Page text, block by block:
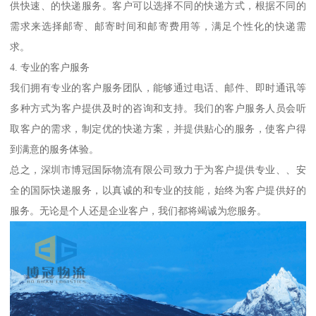
供快速、的快递服务。客户可以选择不同的快递方式，根据不同的
需求来选择邮寄、邮寄时间和邮寄费用等，满足个性化的快递需
求。
4. 专业的客户服务
我们拥有专业的客户服务团队，能够通过电话、邮件、即时通讯等
多种方式为客户提供及时的咨询和支持。我们的客户服务人员会听
取客户的需求，制定优的快递方案，并提供贴心的服务，使客户得
到满意的服务体验。
总之，深圳市博冠国际物流有限公司致力于为客户提供专业、、安
全的国际快递服务，以真诚的和专业的技能，始终为客户提供好的
服务。无论是个人还是企业客户，我们都将竭诚为您服务。